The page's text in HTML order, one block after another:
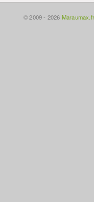
© 2009 - 2026 Maraumax.fr